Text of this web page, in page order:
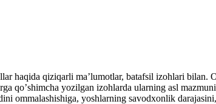
haqida qiziqarli maʼlumotlar, batafsil izohlari bilan.
qoʼshimcha yozilgan izohlarda ularning asl
ommalashishiga, yoshlarning savodxonlik